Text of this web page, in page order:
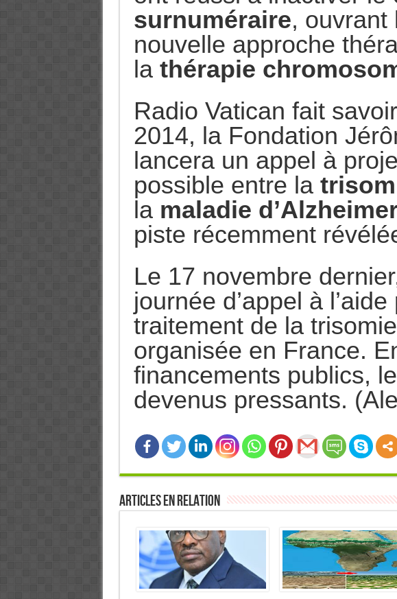
surnuméraire, ouvrant
nouvelle approche
la thérapie
Radio Vatican fait
2014, la Fondation
lancera un appel à
possible entre la
la maladie
piste récemment
Le 17 novembre
journée d’appel à
traitement de la
organisée en France.
financements publics,
devenus pressants.
Articles en relation